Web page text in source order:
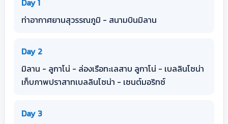
Day 1
ท่าอากาศยานสุวรรณภูมิ - สนามบินมิลาน
Day 2
มิลาน - ลูกาโน่ - ล่องเรือทะเลสาบ ลูกาโน่ - เบลลินโซน่า
เก็บภาพปราสาทเบลลินโซน่า - เซนต์มอริทซ์
Day 3